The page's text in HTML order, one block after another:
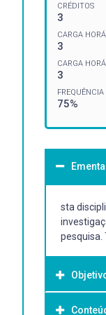
CRÉDITOS
3
CARGA
3
CARGA
3
75%
Ementa
sta
pesquisa.